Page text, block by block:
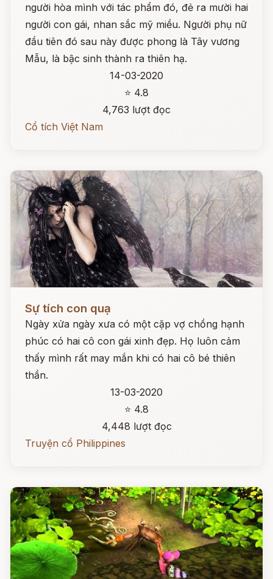
người hòa mình với tác phẩm đó, đẻ ra mười hai
người con gái, nhan sắc mỹ miều. Người phụ nữ
đầu tiên đó sau này được phong là Tây vương
Mẫu, là bậc sinh thành ra thiên hạ.
14-03-2020
⭐ 4.8
4,763 lượt đọc
Cổ tích Việt Nam
Sự tích con quạ
Ngày xửa ngày xưa có một cặp vợ chồng hạnh
phúc có hai cô con gái xinh đẹp. Họ luôn cảm
thấy mình rất may mắn khi có hai cô bé thiên
thần.
13-03-2020
⭐ 4.8
4,448 lượt đọc
Truyện cổ Philippines